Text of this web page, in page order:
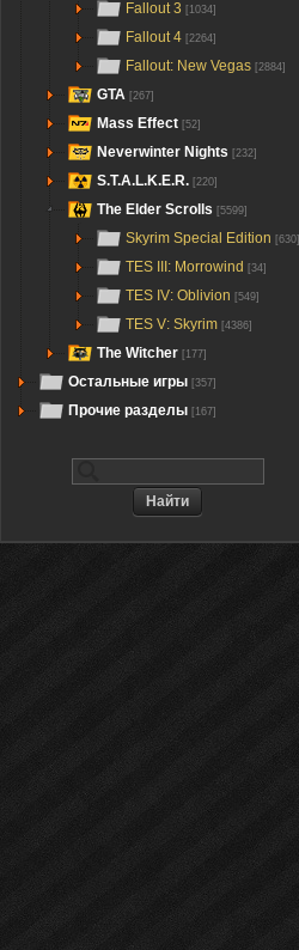
Fallout 3 [1034]
Fallout 4 [2264]
Fallout: New Vegas [2884]
GTA [267]
Mass Effect [52]
Neverwinter Nights [232]
S.T.A.L.K.E.R. [220]
The Elder Scrolls [5599]
Skyrim Special Edition [630]
TES III: Morrowind [34]
TES IV: Oblivion [549]
TES V: Skyrim [4386]
The Witcher [177]
Остальные игры [357]
Прочие разделы [167]